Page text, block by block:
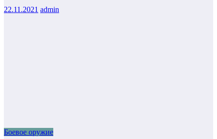
22.11.2021 admin
Боевое оружие